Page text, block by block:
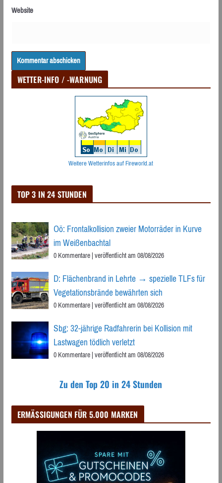
Website
WETTER-INFO / -WARNUNG
Weitere Wetterinfos auf Fireworld.at
TOP 3 IN 24 STUNDEN
Oö: Frontalkollision zweier Motorräder in Kurve
im Weißenbachtal
0 Kommentare|veröffentlicht am 08/08/2026
D: Flächenbrand in Lehrte → spezielle TLFs für
Vegetationsbrände bewährten sich
0 Kommentare|veröffentlicht am 08/08/2026
Sbg: 32-jährige Radfahrerin bei Kollision mit
Lastwagen tödlich verletzt
0 Kommentare|veröffentlicht am 08/08/2026
Zu den Top 20 in 24 Stunden
ERMÄSSIGUNGEN FÜR 5.000 MARKEN